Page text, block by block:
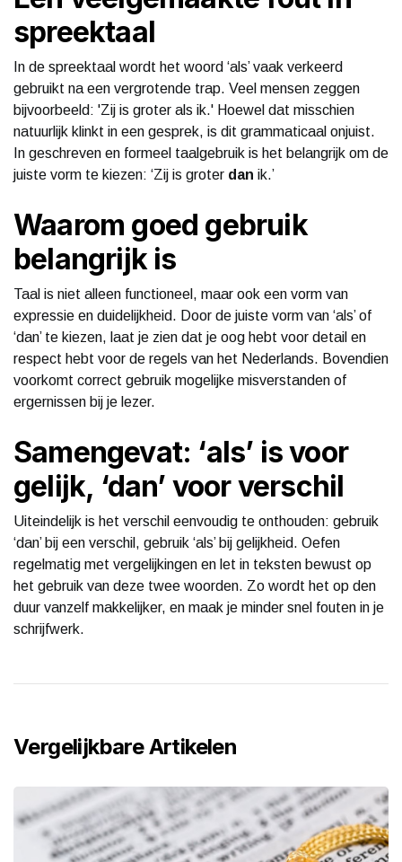
spreektaal
In de spreektaal wordt het woord ‘als’ vaak verkeerd
gebruikt na een vergrotende trap. Veel mensen zeggen
bijvoorbeeld: 'Zij is groter als ik.' Hoewel dat misschien
natuurlijk klinkt in een gesprek, is dit grammaticaal onjuist.
In geschreven en formeel taalgebruik is het belangrijk om de
juiste vorm te kiezen: ‘Zij is groter dan ik.’
Waarom goed gebruik
belangrijk is
Taal is niet alleen functioneel, maar ook een vorm van
expressie en duidelijkheid. Door de juiste vorm van ‘als’ of
‘dan’ te kiezen, laat je zien dat je oog hebt voor detail en
respect hebt voor de regels van het Nederlands. Bovendien
voorkomt correct gebruik mogelijke misverstanden of
ergernissen bij je lezer.
Samengevat: ‘als’ is voor
gelijk, ‘dan’ voor verschil
Uiteindelijk is het verschil eenvoudig te onthouden: gebruik
‘dan’ bij een verschil, gebruik ‘als’ bij gelijkheid. Oefen
regelmatig met vergelijkingen en let in teksten bewust op
het gebruik van deze twee woorden. Zo wordt het op den
duur vanzelf makkelijker, en maak je minder snel fouten in je
schrijfwerk.
Vergelijkbare Artikelen